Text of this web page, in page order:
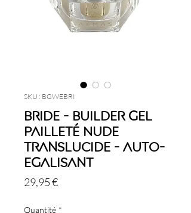
SKU : BGWEBRI
Bride - Builder Gel
Pailleté Nude
translucide - Auto-
Egalisant
29,95 €Prix
Quantité *